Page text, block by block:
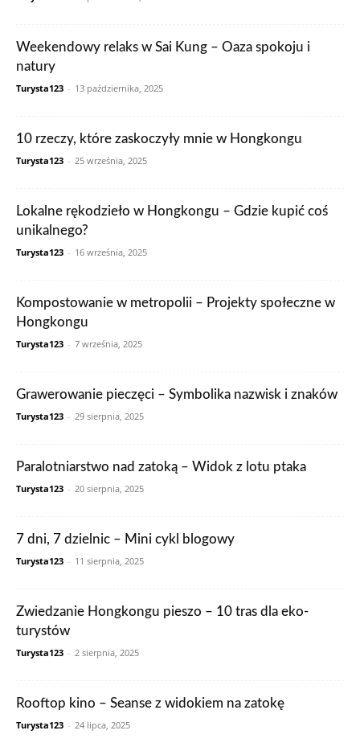
Weekendowy relaks w Sai Kung – Oaza spokoju i
natury
Turysta123 - 13 października, 2025
10 rzeczy, które zaskoczyły mnie w Hongkongu
Turysta123 - 25 września, 2025
Lokalne rękodzieło w Hongkongu – Gdzie kupić coś
unikalnego?
Turysta123 - 16 września, 2025
Kompostowanie w metropolii – Projekty społeczne w
Hongkongu
Turysta123 - 7 września, 2025
Grawerowanie pieczęci – Symbolika nazwisk i znaków
Turysta123 - 29 sierpnia, 2025
Paralotniarstwo nad zatoką – Widok z lotu ptaka
Turysta123 - 20 sierpnia, 2025
7 dni, 7 dzielnic – Mini cykl blogowy
Turysta123 - 11 sierpnia, 2025
Zwiedzanie Hongkongu pieszo – 10 tras dla eko-
turystów
Turysta123 - 2 sierpnia, 2025
Rooftop kino – Seanse z widokiem na zatokę
Turysta123 - 24 lipca, 2025